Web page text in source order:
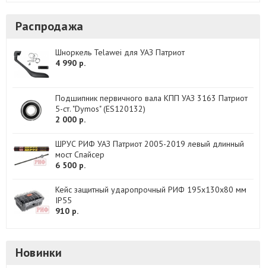
Распродажа
Шноркель Telawei для УАЗ Патриот
4 990 р.
Подшипник первичного вала КПП УАЗ 3163 Патриот
5-ст. "Dymos" (ES120132)
2 000 р.
ШРУС РИФ УАЗ Патриот 2005-2019 левый длинный
мост Спайсер
6 500 р.
Кейс защитный ударопрочный РИФ 195x130x80 мм
IP55
910 р.
Новинки